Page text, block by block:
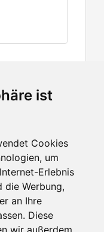
ist
Cookies
um
Erlebnis
die Werbung,
an Ihre
Diese
wir außerdem,